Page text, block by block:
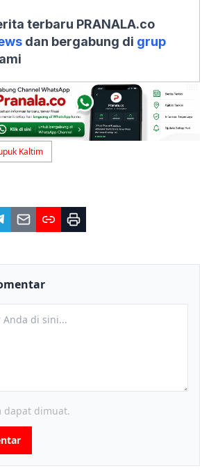
terbaru PRANALA.co
dan bergabung di grup
Kaltim
dapat dimuat.